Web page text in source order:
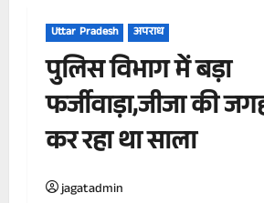
Uttar Pradesh अपराध
पुलिस विभाग में बड़ा
फर्जीवाड़ा,जीजा की
कर रहा था साला
jagatadmin